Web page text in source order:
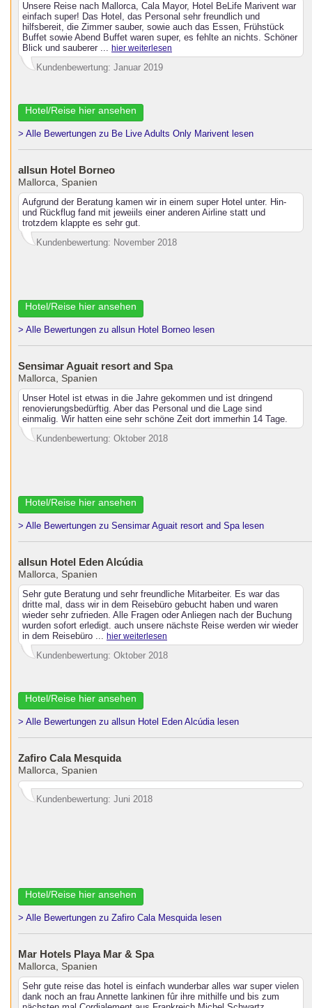
Unsere Reise nach Mallorca, Cala Mayor, Hotel BeLife Marivent war
einfach super! Das Hotel, das Personal sehr freundlich und
hilfsbereit, die Zimmer sauber, sowie auch das Essen, Frühstück
Buffet sowie Abend Buffet waren super, es fehlte an nichts. Schöner
Blick und sauberer ... hier weiterlesen
Kundenbewertung: Januar 2019
Hotel/Reise hier ansehen
> Alle Bewertungen zu Be Live Adults Only Marivent lesen
allsun Hotel Borneo
Mallorca, Spanien
Aufgrund der Beratung kamen wir in einem super Hotel unter. Hin-
und Rückflug fand mit jeweiils einer anderen Airline statt und
trotzdem klappte es sehr gut.
Kundenbewertung: November 2018
Hotel/Reise hier ansehen
> Alle Bewertungen zu allsun Hotel Borneo lesen
Sensimar Aguait resort and Spa
Mallorca, Spanien
Unser Hotel ist etwas in die Jahre gekommen und ist dringend
renovierungsbedürftig. Aber das Personal und die Lage sind
einmalig. Wir hatten eine sehr schöne Zeit dort immerhin 14 Tage.
Kundenbewertung: Oktober 2018
Hotel/Reise hier ansehen
> Alle Bewertungen zu Sensimar Aguait resort and Spa lesen
allsun Hotel Eden Alcúdia
Mallorca, Spanien
Sehr gute Beratung und sehr freundliche Mitarbeiter. Es war das
dritte mal, dass wir in dem Reisebüro gebucht haben und waren
wieder sehr zufrieden. Alle Fragen oder Anliegen nach der Buchung
wurden sofort erledigt. auch unsere nächste Reise werden wir wieder
in dem Reisebüro ... hier weiterlesen
Kundenbewertung: Oktober 2018
Hotel/Reise hier ansehen
> Alle Bewertungen zu allsun Hotel Eden Alcúdia lesen
Zafiro Cala Mesquida
Mallorca, Spanien
Kundenbewertung: Juni 2018
Hotel/Reise hier ansehen
> Alle Bewertungen zu Zafiro Cala Mesquida lesen
Mar Hotels Playa Mar & Spa
Mallorca, Spanien
Sehr gute reise das hotel is einfach wunderbar alles war super vielen
dank noch an frau Annette lankinen fûr ihre mithilfe und bis zum